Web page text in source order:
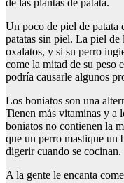
de las plantas de patata.
Un poco de piel de patata
patatas sin piel. La piel de
oxalatos, y si su perro
come la mitad de su peso
podría causarle algunos
Los boniatos son una
Tienen más vitaminas y a
boniatos no contienen la
que un perro mastique un
digerir cuando se cocinan.
A la gente le encanta